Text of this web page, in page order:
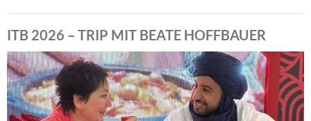
ITB 2026 – TRIP MIT BEATE HOFFBAUER